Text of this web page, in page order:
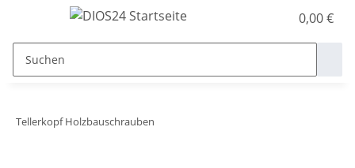
0,00 €
Tellerkopf Holzbauschrauben